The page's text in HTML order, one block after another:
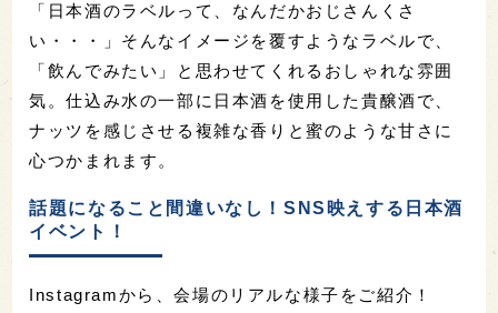
「日本酒のラベルって、なんだかおじさんくさ
い・・・」そんなイメージを覆すようなラベルで、
「飲んでみたい」と思わせてくれるおしゃれな雰囲
気。仕込み水の一部に日本酒を使用した貴醸酒で、
ナッツを感じさせる複雑な香りと蜜のような甘さに
心つかまれます。
話題になること間違いなし！SNS映えする日本酒
イベント！
Instagramから、会場のリアルな様子をご紹介！